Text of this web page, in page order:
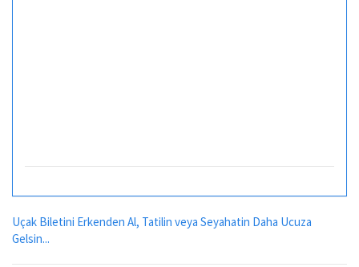
Uçak Biletini Erkenden Al, Tatilin veya Seyahatin Daha Ucuza
Gelsin...